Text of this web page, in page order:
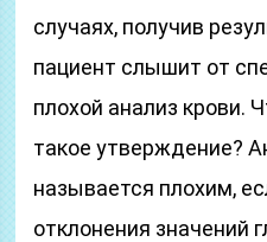
случаях, получив
пациент слышит от
плохой анализ крови.
такое утверждение?
называется плохим,
отклонения значений